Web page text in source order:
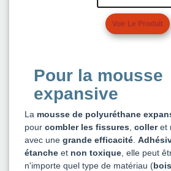
Voir Le Produit
Pour la mousse
expansive
La mousse de polyuréthane
pour combler les fissures colleret
avec une grande efficacité
étanche et non toxique , elle peut
n'importe quel type de matériau (bois